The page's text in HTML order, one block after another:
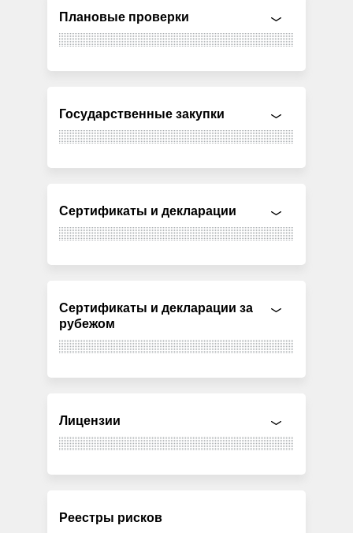
Плановые проверки
Государственные закупки
Сертификаты и декларации
Сертификаты и декларации за
рубежом
Лицензии
Реестры рисков